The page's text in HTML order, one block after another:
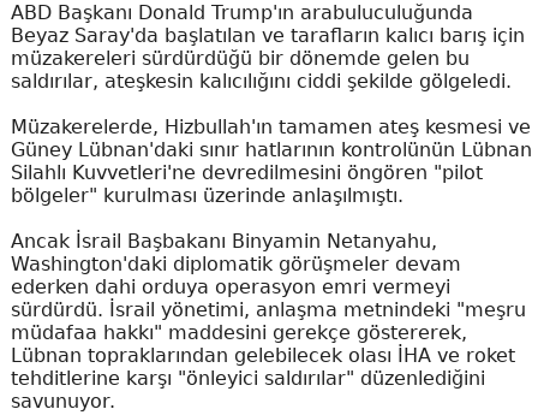
ABD Başkanı Donald Trump'ın arabuluculuğunda
Beyaz Saray'da başlatılan ve tarafların kalıcı barış için
müzakereleri sürdürdüğü bir dönemde gelen bu
saldırılar, ateşkesin kalıcılığını ciddi şekilde gölgeledi.
Müzakerelerde, Hizbullah'ın tamamen ateş kesmesi ve
Güney Lübnan'daki sınır hatlarının kontrolünün Lübnan
Silahlı Kuvvetleri'ne devredilmesini öngören "pilot
bölgeler" kurulması üzerinde anlaşılmıştı.
Ancak İsrail Başbakanı Binyamin Netanyahu,
Washington'daki diplomatik görüşmeler devam
ederken dahi orduya operasyon emri vermeyi
sürdürdü. İsrail yönetimi, anlaşma metnindeki "meşru
müdafaa hakkı" maddesini gerekçe göstererek,
Lübnan topraklarından gelebilecek olası İHA ve roket
tehditlerine karşı "önleyici saldırılar" düzenlediğini
savunuyor.